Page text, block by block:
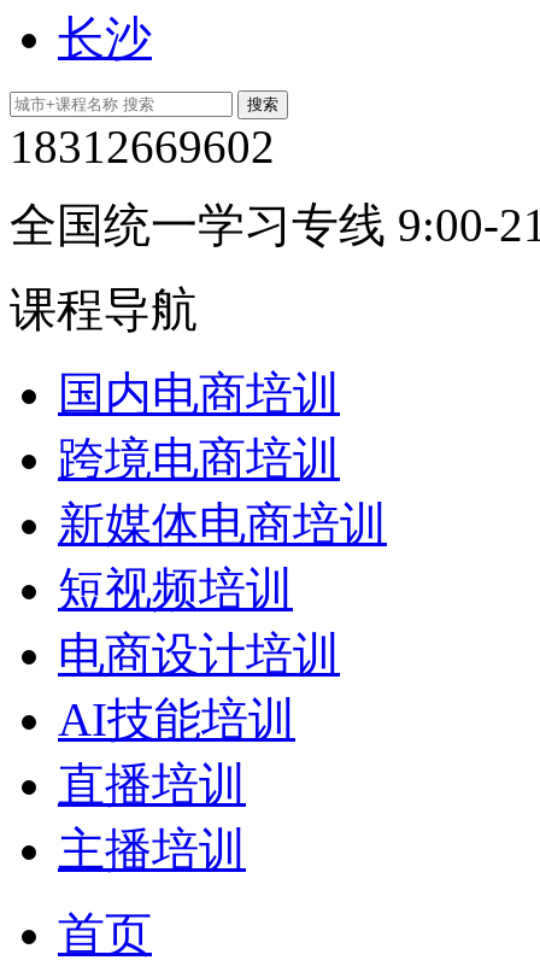
长沙
18312669602
全国统一学习专线 9:00-
课程导航
国内电商培训
跨境电商培训
新媒体电商培训
短视频培训
电商设计培训
AI技能培训
直播培训
主播培训
首页